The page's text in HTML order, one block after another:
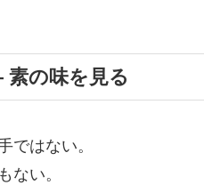
の味を見る
ではない。
ない。